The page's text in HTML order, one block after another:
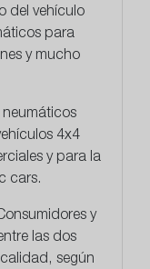
del vehículo
para
y mucho
neumáticos
4x4
y para la
cars.
y
las dos
según